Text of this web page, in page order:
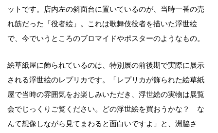
ットです。店内左の斜面台に置いているのが、当時一番の売
れ筋だった「役者絵」。これは歌舞伎役者を描いた浮世絵
で、今でいうところのブロマイドやポスターのようなもの。
絵草紙屋に飾られているのは、特別展の前後期で実際に展示
される浮世絵のレプリカです。「レプリカが飾られた絵草紙
屋で当時の雰囲気をお楽しみいただき、浮世絵の実物は展覧
会でじっくりご覧ください。どの浮世絵を買おうかな？ な
んて想像しながら見てまわると面白いですよ」と、洲脇さ